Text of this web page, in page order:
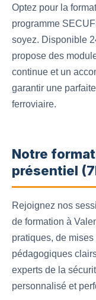
Optez pour la
programme
soyez. Disponible
propose des
continue et un
garantir une
ferroviaire.
Notre
présentiel
Rejoignez nos
de formation à
pratiques, de
pédagogiques
experts de la
personnalisé et